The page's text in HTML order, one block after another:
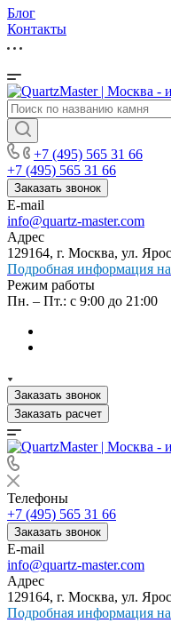
Блог
Контакты
+7 (495) 565 31 66
+7 (495) 565 31 66
Заказать звонок
E-mail
info@quartz-master.com
Адрес
129164, г. Москва, ул.
Подробная информация
Режим работы
Пн. – Пт.: с 9:00 до 21:00
Заказать звонок
Заказать расчет
Телефоны
+7 (495) 565 31 66
Заказать звонок
E-mail
info@quartz-master.com
Адрес
129164, г. Москва, ул.
Подробная информация